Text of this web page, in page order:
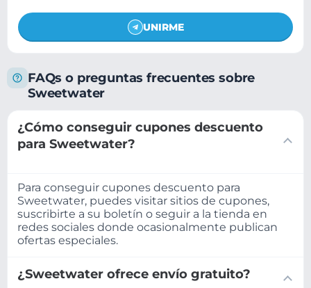
FAQs o preguntas frecuentes sobre
Sweetwater
¿Cómo conseguir cupones descuento
para Sweetwater?
Para conseguir cupones descuento para
Sweetwater, puedes visitar sitios de cupones,
suscribirte a su boletín o seguir a la tienda en
redes sociales donde ocasionalmente publican
ofertas especiales.
¿Sweetwater ofrece envío gratuito?
UNIRME